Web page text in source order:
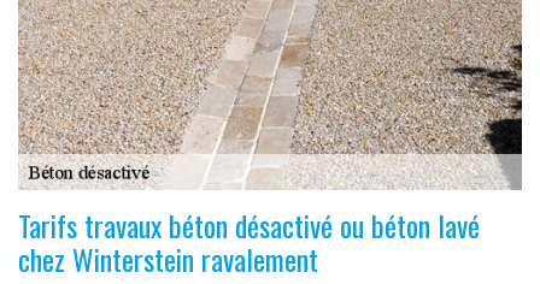
Tarifs travaux béton désactivé ou béton lavé
chez Winterstein ravalement